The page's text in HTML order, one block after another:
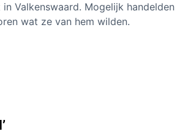
Valkenswaard. Mogelijk
wat ze van hem wilden.